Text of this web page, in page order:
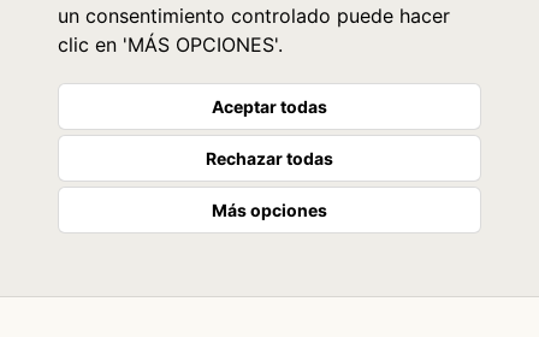
un consentimiento controlado puede hacer
clic en 'MÁS OPCIONES'.
Aceptar todas
Rechazar todas
Más opciones